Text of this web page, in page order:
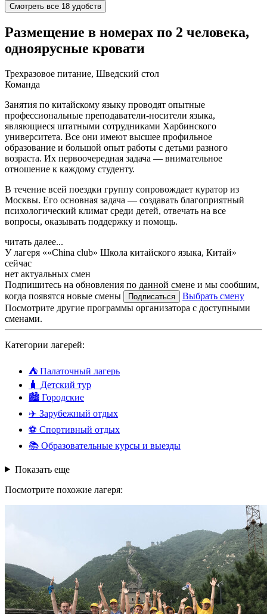
Смотреть все 18 удобств
Размещение в номерах по 2 человека,
одноярусные кровати
Трехразовое питание, Шведский стол
Команда
Занятия по китайскому языку проводят опытные
профессиональные преподаватели-носители языка,
являющиеся штатными сотрудниками Харбинского
университета. Все они имеют высшее профильное
образование и большой опыт работы с детьми разного
возраста. Их первоочередная задача — внимательное
отношение к каждому студенту.
В течение всей поездки группу сопровождает куратор из
Москвы. Его основная задача — создавать благоприятный
психологический климат среди детей, отвечать на все
вопросы, оказывать поддержку и помощь.
читать далее...
У лагеря ««China club» Школа китайского языка, Китай»
сейчас
нет актуальных смен
Подпишитесь на обновления по данной смене и мы сообшим,
когда появятся новые смены
Подписаться
Выбрать смену
Посмотрите другие программы организатора с доступными
сменами.
Категории лагерей:
⛺ Палаточный лагерь
🧳 Детский тур
🏙️ Городские
✈️ Зарубежный отдых
⚽ Спортивный отдых
📚 Образовательные курсы и выезды
Показать еще
Посмотрите похожие лагеря: